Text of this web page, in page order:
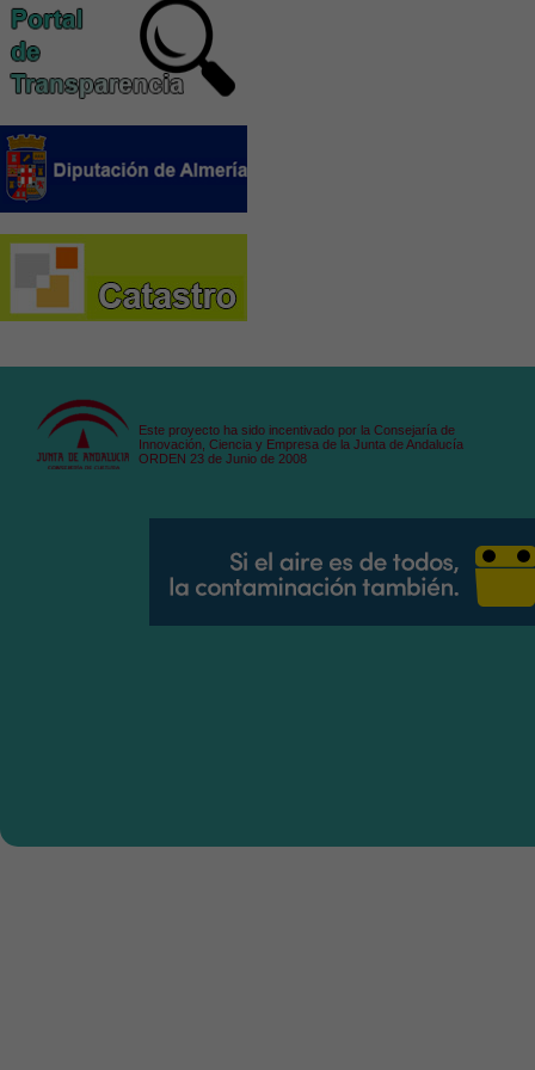
Este proyecto ha sido incentivado por la Consejaría de
Innovación, Ciencia y Empresa de la Junta de Andalucía
ORDEN 23 de Junio de 2008